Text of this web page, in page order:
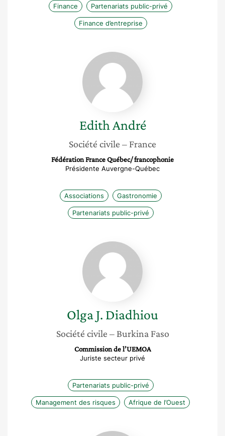
Finance Partenariats public-privé
Finance d’entreprise
Edith
André
EdithAndré
Société civile – France
Fédération France Québec/ francophonie
Présidente Auvergne-Québec
Associations Gastronomie
Partenariats public-privé
Olga
J.
Diadhiou
Olga J. Diadhiou
Société civile – Burkina Faso
Commission de l’UEMOA
Juriste secteur privé
Partenariats public-privé
Management des risques Afrique de l’Ouest